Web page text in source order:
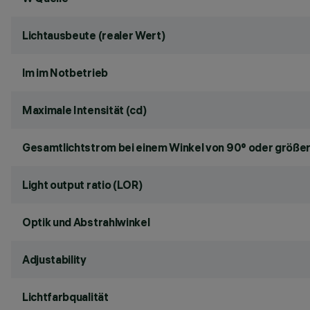
Lichtausbeute (realer Wert)
lm im Notbetrieb
Maximale Intensität (cd)
Gesamtlichtstrom bei einem Winkel von 90° oder
Light output ratio (LOR)
Optik und Abstrahlwinkel
Adjustability
Lichtfarbqualität